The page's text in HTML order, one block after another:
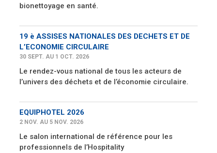
bionettoyage en santé.
19 è ASSISES NATIONALES DES DECHETS ET DE
L’ECONOMIE CIRCULAIRE
30 SEPT. AU 1 OCT. 2026
Le rendez-vous national de tous les acteurs de
l’univers des déchets et de l’économie circulaire.
EQUIPHOTEL 2026
2 NOV. AU 5 NOV. 2026
Le salon international de référence pour les
professionnels de l’Hospitality